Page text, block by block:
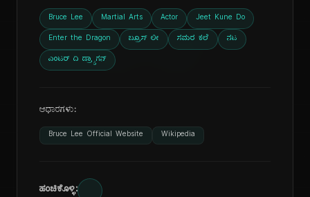
ದಿ
Bruce Lee Martial Arts Actor Jeet Kune Do
Enter the Dragon ಬ್ರೂಸ್ ಲೀ ಸಮರ ಕಲೆ ನಟ
ಎಂಟರ್ ದಿ ಡ್ರ್ಯಾಗನ್
ಆಧಾರಗಳು:
Bruce Lee Official Website Wikipedia
ಹಂಚಿಕೊಳ್ಳಿ: